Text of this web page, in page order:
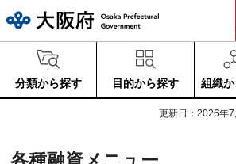
分類から探す 目的から探す 組織
更新日：2026年7